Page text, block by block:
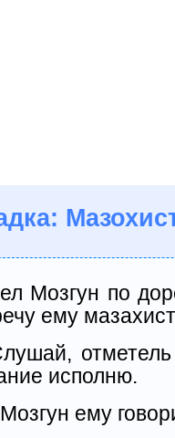
Мозгун по
ему
исполню.
ему